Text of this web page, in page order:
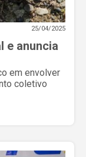
25/04/2025
e anuncia
em envolver
coletivo